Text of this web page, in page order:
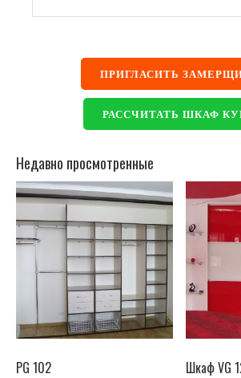
ПРИГЛАСИТЬ
РАССЧИТАТЬ ШКАФ
Недавно просмотренные
PG 102 Шкаф VG